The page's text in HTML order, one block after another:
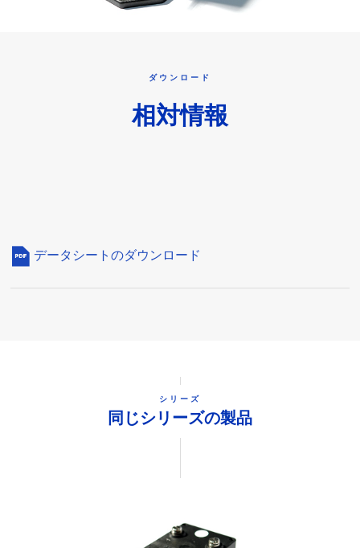
ダウンロード
相対情報
データシートのダウンロード
シリーズ
同じシリーズの製品